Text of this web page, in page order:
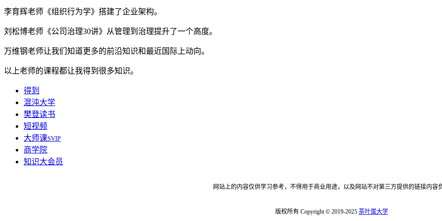
李育辉老师《组织行为学》搭建了企业架构。
刘松博老师《公司治理30讲》从管理到治理提升了一个高度。
万维钢老师让我们知道更多的前沿知识和最近国际上动向。
以上老师的课程都让我得到很多知识。
得到
混沌大学
樊登读书
短视频
大师课SVIP
商学院
知识大会员
网站上的内容仅供学习参考，不得用于商业用途，以及网站不对第三方提供的链接内容
版权所有 Copyright © 2019-2025 茶叶蛋大学